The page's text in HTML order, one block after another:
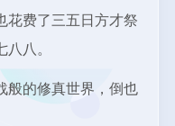
花费了三五日方才祭
八。
的修真世界，倒也